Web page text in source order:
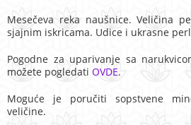
Mesečeva reka naušnice. Veličina
sjajnim iskricama. Udice i ukrasne
Pogodne za uparivanje sa
možete pogledati OVDE.
Moguće je poručiti sopstvene
veličine.